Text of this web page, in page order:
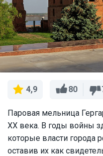
4,9 80
Паровая мельница
XX века. В годы войны
которые власти города
оставив их как